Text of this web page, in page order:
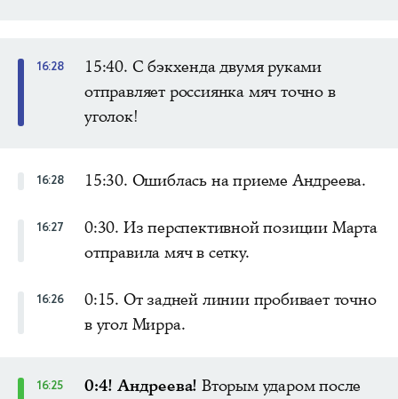
16:28
15:40. С бэкхенда двумя руками
отправляет россиянка мяч точно в
уголок!
16:28 15:30. Ошиблась на приеме Андреева.
16:27
0:30. Из перспективной позиции Марта
отправила мяч в сетку.
16:26
0:15. От задней линии пробивает точно
в угол Мирра.
16:25 0:4! Андреева! Вторым ударом после